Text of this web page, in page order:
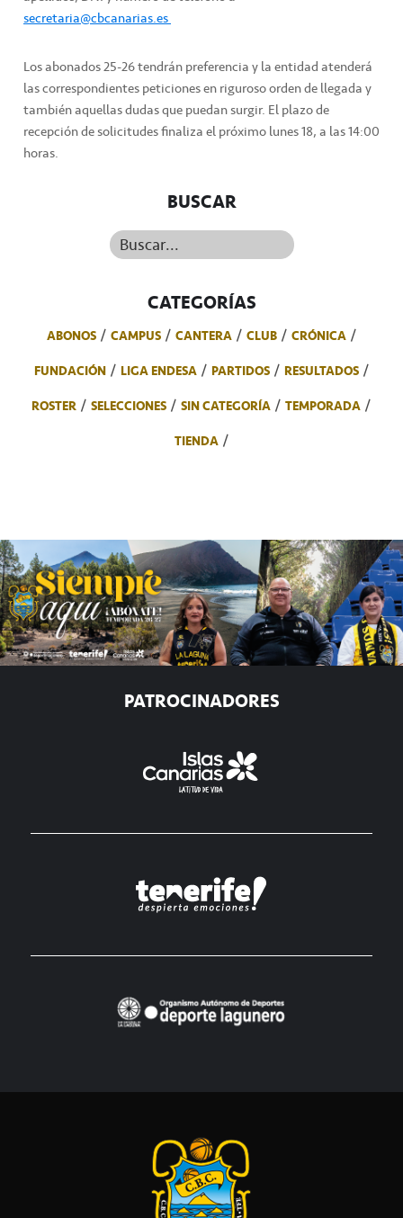
secretaria@cbcanarias.es
Los abonados 25-26 tendrán preferencia y la entidad atenderá
las correspondientes peticiones en riguroso orden de llegada y
también aquellas dudas que puedan surgir. El plazo de
recepción de solicitudes finaliza el próximo lunes 18, a las 14:00
horas.
BUSCAR
Buscar...
CATEGORÍAS
ABONOS CAMPUS CANTERA CLUB
CRÓNICA
FUNDACIÓN
LIGA ENDESA PARTIDOS
RESULTADOS
ROSTER
SELECCIONES SIN CATEGORÍA
TEMPORADA
TIENDA
PATROCINADORES